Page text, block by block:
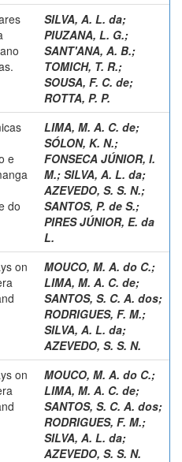
SILVA, A. L. da;
PIUZANA, L. G.;
SANT'ANA, A. B.;
TOMICH, T. R.;
SOUSA, F. C. de;
ROTTA, P. P.
e
do
LIMA, M. A. C. de;
SÓLON, K. N.;
FONSECA JÚNIOR, I.
M.; SILVA, A. L. da;
AZEVEDO, S. S. N.;
SANTOS, P. de S.;
PIRES JÚNIOR, E. da
L.
on
MOUCO, M. A. do C.;
LIMA, M. A. C. de;
SANTOS, S. C. A. dos;
RODRIGUES, F. M.;
SILVA, A. L. da;
AZEVEDO, S. S. N.
on
MOUCO, M. A. do C.;
LIMA, M. A. C. de;
SANTOS, S. C. A. dos;
RODRIGUES, F. M.;
SILVA, A. L. da;
AZEVEDO, S. S. N.